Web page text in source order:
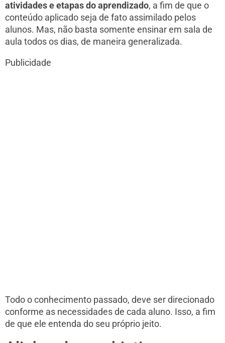
atividades e etapas do aprendizado, a fim de que o
conteúdo aplicado seja de fato assimilado pelos
alunos. Mas, não basta somente ensinar em sala de
aula todos os dias, de maneira generalizada.
Publicidade
Todo o conhecimento passado, deve ser direcionado
conforme as necessidades de cada aluno. Isso, a fim
de que ele entenda do seu próprio jeito.